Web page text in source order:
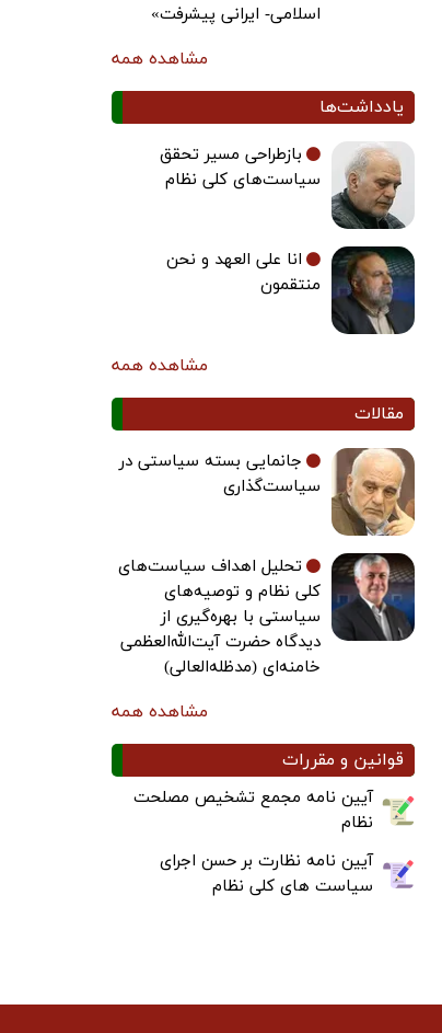
اسلامی- ایرانی پیشرفت»
مشاهده همه
یادداشت‌ها
بازطراحی مسیر تحقق
سیاست‌های کلی نظام
انا علی العهد و نحن
منتقمون
مشاهده همه
مقالات
جانمایی بسته سیاستی در
سیاست‌گذاری
تحلیل اهداف سیاست‌های
کلی نظام و توصیه‌های
سیاستی با بهره‌گیری از
دیدگاه حضرت آیت‌الله‌العظمی
خامنه‌ای (مدظله‌العالی)
مشاهده همه
قوانین و مقررات
آیین نامه مجمع تشخیص مصلحت
نظام
آیین نامه نظارت بر حسن اجرای
سیاست های کلی نظام